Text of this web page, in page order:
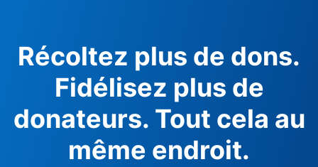
Récoltez plus de dons.
Fidélisez plus de
donateurs. Tout cela au
même endroit.